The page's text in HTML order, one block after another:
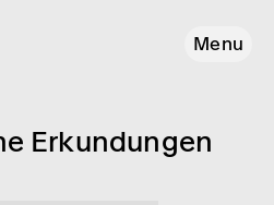
Menu
Erkun­dun­gen